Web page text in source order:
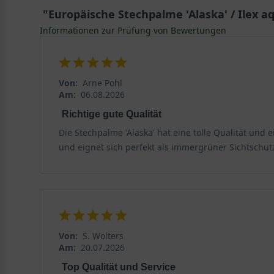
Sonnenlicht erkennt man den Glanz der Blätter. Ihr
alsundurchdringliche Hecke. Die Blätter werden bis
Besonders das Blätterkleid zeichnet den Ilex
Blüten- und Fruchtbildung bei der Stechpalme 'Alaska'
Die Sorten des Ilex zählen zu den zweihäusigen
erscheinen in den Monaten Mai und Juni an der
gefärbt und ein echter Hingucker! Besonders die
beachten, dass die Früchte des Ilex giftig und nicht
Standort- und Bodenempfehlungen für den Ilex
Die Wahl eines geeigneten Standortes und Bodens
äußerst robusten, pflegeleichten und
widerstandsfähigen Heckenpflanzen. Frisch
"Europäische Stechpalme 'Alaska' / Ilex
Informationen zur Prüfung von Bewertungen
Von: Arne Pohl
Am: 06.08.2026
Richtige gute Qualität
Die Stechpalme 'Alaska' hat eine tolle Qualität und
und eignet sich perfekt als immergrüner
Von: S. Wolters
Am: 20.07.2026
Top Qualität und Service